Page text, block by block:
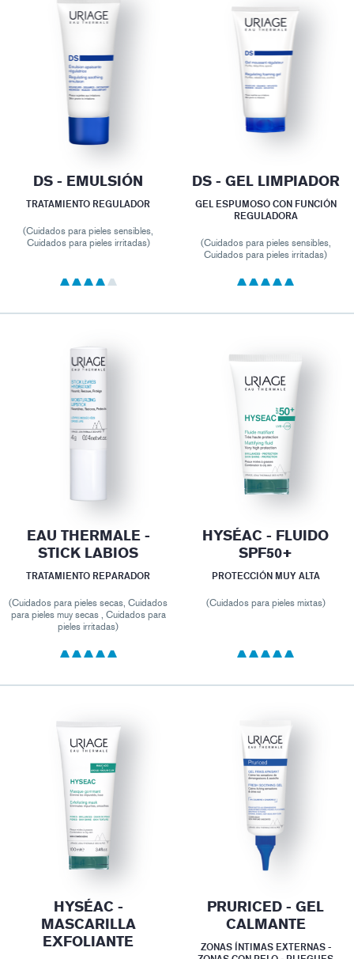
DS - EMULSIÓN
TRATAMIENTO REGULADOR
(Cuidados para pieles sensibles,
Cuidados para pieles irritadas)
DS - GEL LIMPIADOR
GEL ESPUMOSO CON FUNCIÓN
REGULADORA
(Cuidados para pieles sensibles,
Cuidados para pieles irritadas)
EAU THERMALE -
STICK LABIOS
TRATAMIENTO REPARADOR
(Cuidados para pieles secas, Cuidados
para pieles muy secas , Cuidados para
pieles irritadas)
HYSÉAC - FLUIDO
SPF50+
PROTECCIÓN MUY ALTA
(Cuidados para pieles mixtas)
HYSÉAC -
MASCARILLA
EXFOLIANTE
PRURICED - GEL
CALMANTE
ZONAS ÍNTIMAS EXTERNAS -